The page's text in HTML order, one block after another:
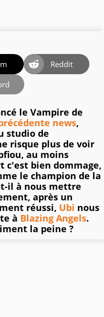
Reddit
le Vampire de
news,
studio de
risque plus de voir
au moins
c'est bien dommage,
le champion de la
il à nous mettre
après un
réussi, Ubi nous
à Blazing Angels.
la peine ?